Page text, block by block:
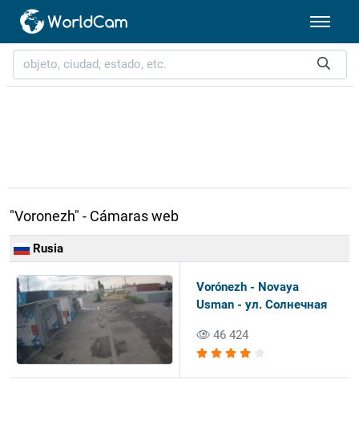
"Voronezh" - Cámaras web
Rusia
Vorónezh - Novaya
Usman - ул. Солнечная
46 424